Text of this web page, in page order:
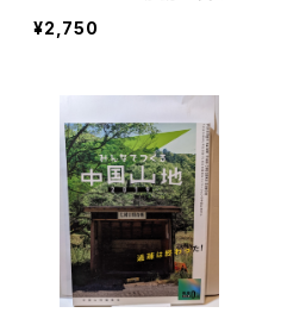
幸せをつくる！ 中国山地編
集舎
¥2,750